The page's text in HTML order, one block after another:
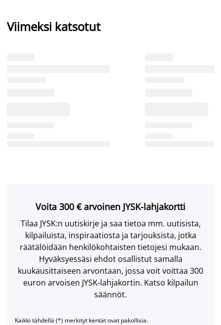
Viimeksi katsotut
Voita 300 € arvoinen JYSK-lahjakortti
Tilaa JYSK:n uutiskirje ja saa tietoa mm. uutisista,
kilpailuista, inspiraatiosta ja tarjouksista, jotka
räätälöidään henkilökohtaisten tietojesi mukaan.
Hyväksyessäsi ehdot osallistut samalla
kuukausittaiseen arvontaan, jossa voit voittaa 300
euron arvoisen JYSK-lahjakortin. Katso kilpailun
säännöt.
Kaikki tähdellä (*) merkityt kentät ovat pakollisia.